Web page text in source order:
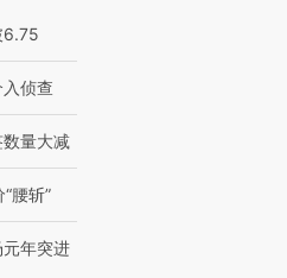
6.75
侦查
量大减
腰斩”
元年突进